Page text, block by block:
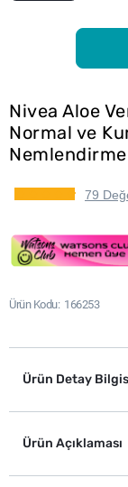
Nivea Aloe
Normal ve
Nemlendirme
79
Ürün Kodu 166253
Ürün Detay
Ürün Açıklaması